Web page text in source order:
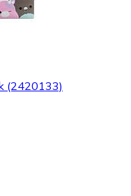
(2420133)